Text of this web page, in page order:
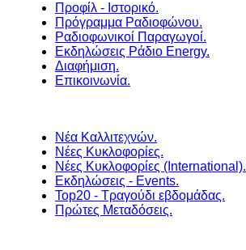
Προφίλ - Ιστορικό.
Πρόγραμμα Ραδιοφώνου.
Ραδιοφωνικοί Παραγωγοί.
Εκδηλώσεις Ράδιο Energy.
Διαφήμιση.
Επικοινωνία.
Νέα Καλλιτεχνών.
Νέες Κυκλοφορίες.
Νέες Κυκλοφορίες (International).
Εκδηλώσεις - Events.
Top20 - Τραγούδι εβδομάδας.
Πρώτες Μεταδόσεις.